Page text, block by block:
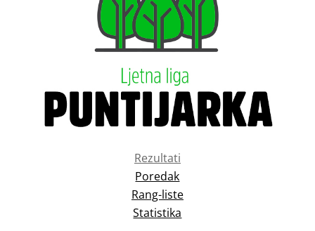
Rezultati
Poredak
Rang-liste
Statistika